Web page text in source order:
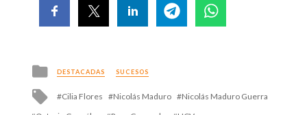
Posted
in
DESTACADAS SUCESOS
Tagged
Cilia Flores Nicolás Maduro
Nicolás Maduro Guerra